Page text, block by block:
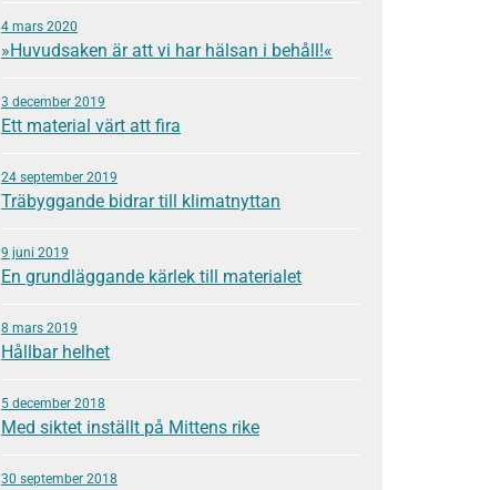
4 mars 2020
»Huvudsaken är att vi har hälsan i behåll!«
3 december 2019
Ett material värt att fira
24 september 2019
Träbyggande bidrar till klimatnyttan
9 juni 2019
En grundläggande kärlek till materialet
8 mars 2019
Hållbar helhet
5 december 2018
Med siktet inställt på Mittens rike
30 september 2018